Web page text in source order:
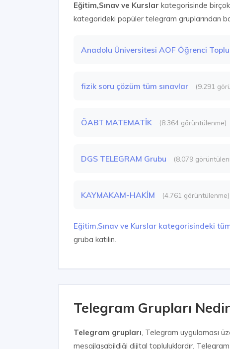
Eğitim,Sınav ve Kurslar kategorisinde
kategorideki popüler telegram gruplarından
Anadolu Üniversitesi AOF Öğrenci
fizik soru çözüm tüm sınavlar (9.291
ÖABT MATEMATİK (8.364 görüntülenme)
DGS TELEGRAM Grubu (8.079
KAYMAKAM-HAKİM (4.761 görüntülenme)
Eğitim,Sınav ve Kurslar kategorisindeki
gruba katılın.
Telegram Grupları
Telegram grupları, Telegram uygulaması
mesajlaşabildiği dijital topluluklardır.